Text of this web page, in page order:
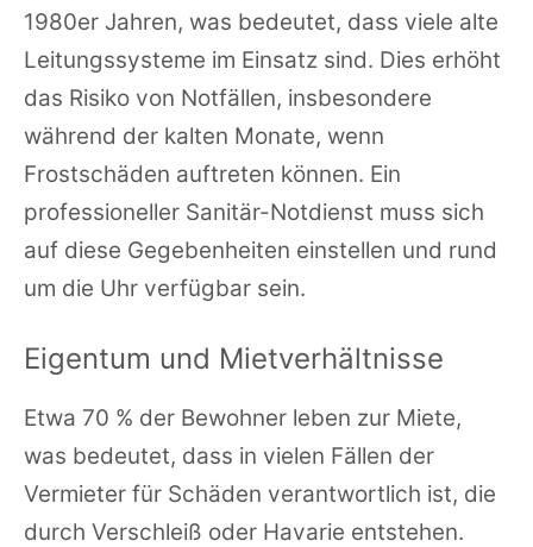
1980er Jahren, was bedeutet, dass viele alte
Leitungssysteme im Einsatz sind. Dies erhöht
das Risiko von Notfällen, insbesondere
während der kalten Monate, wenn
Frostschäden auftreten können. Ein
professioneller Sanitär-Notdienst muss sich
auf diese Gegebenheiten einstellen und rund
um die Uhr verfügbar sein.
Eigentum und Mietverhältnisse
Etwa 70 % der Bewohner leben zur Miete,
was bedeutet, dass in vielen Fällen der
Vermieter für Schäden verantwortlich ist, die
durch Verschleiß oder Havarie entstehen.